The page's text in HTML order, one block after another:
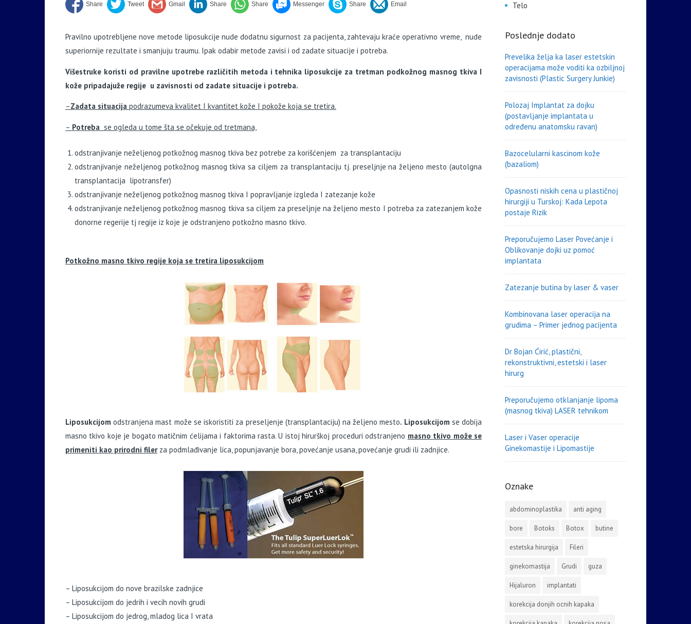
Pravilno upotrebljene nove metode liposukcije nude dodatnu sigurnost za pacijenta, zahtevaju kraće operativno vreme, nude
superiornije rezultate i smanjuju traumu. Ipak odabir metode zavisi i od zadate situacije i potreba.
Višestruke koristi od pravilne upotrebe različitih metoda i tehnika liposukcije za tretman podkožnog masnog tkiva I
kože pripadajuže regije u zavisnosti od zadate situacije i potreba.
–Zadata situacija podrazumeva kvalitet I kvantitet kože I pokože koja se tretira.
– Potreba se ogleda u tome šta se očekuje od tretmana,
odstranjivanje neželjenog potkožnog masnog tkiva bez potrebe za korišćenjem za transplantaciju
odstranjivanje neželjenog potkožnog masnog tkiva sa ciljem za transplantaciju tj. preseljnje na željeno mesto (autolgna
transplantacija lipotransfer)
odstranjivanje neželjenog potkožnog masnog tkiva I popravljanje izgleda I zatezanje kože
odstranjivanje neželjenog potkožnog masnog tkiva sa ciljem za preseljnje na željeno mesto I potreba za zatezanjem kože
donorne regerije tj regije iz koje je odstranjeno potkožno masno tkivo.
Potkožno masno tkivo regije koja se tretira liposukcijom
Liposukcijom odstranjena mast može se iskoristiti za preseljenje (transplantaciju) na željeno mesto. Liposukcijom se dobija
masno tkivo koje je bogato matičnim ćelijama i faktorima rasta. U istoj hirurškoj proceduri odstranjeno masno tkivo može se
primeniti kao prirodni filerza podmlađivanje lica, popunjavanje bora, povećanje usana, povećanje grudi ili zadnjice.
– Liposukcijom do nove brazilske zadnjice
– Liposukcijom do jedrih i vecih novih grudi
– Liposukcijom do jedrog, mladog lica I vrata
Telo
Poslednje dodato
Prevelika želja ka laser estetskin
operacijama može voditi ka ozbiljnoj
zavisnosti (Plastic Surgery Junkie)
Polozaj Implantat za dojku
(postavljanje implantata u
određenu anatomsku ravan)
Bazocelularni kascinom kože
(bazaliom)
Opasnosti niskih cena u plastičnoj
hirurgiji u Turskoj: Kada Lepota
postaje Rizik
Preporučujemo Laser Povećanje i
Oblikovanje dojki uz pomoć
implantata
Zatezanje butina by laser & vaser
Kombinovana laser operacija na
grudima – Primer jednog pacijenta
Dr Bojan Ćirić, plastični,
rekonstruktivni, estetski i laser
hirurg
Preporučujemo otklanjanje lipoma
(masnog tkiva) LASER tehnikom
Laser i Vaser operacije
Ginekomastije i Lipomastije
Oznake
abdominoplastika anti aging
bore Botoks Botox butine
estetska hirurgija Fileri
ginekomastija Grudi guza
Hijaluron implantati
korekcija donjih ocnih kapaka